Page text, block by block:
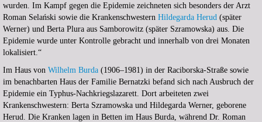
wurden. Im Kampf gegen die Epidemie zeichneten sich besonders der Arzt
Roman Selański sowie die Krankenschwestern Hildegarda Herud (später
Werner) und Berta Plura aus Samborowitz (später Szramowska) aus. Die
Epidemie wurde unter Kontrolle gebracht und innerhalb von drei Monaten
lokalisiert.“
Im Haus von Wilhelm Burda (1906–1981) in der Raciborska-Straße sowie
im benachbarten Haus der Familie Bernatzki befand sich nach Ausbruch der
Epidemie ein Typhus-Nachkriegslazarett. Dort arbeiteten zwei
Krankenschwestern: Berta Szramowska und Hildegarda Werner, geborene
Herud. Die Kranken lagen in Betten im Haus Burda, während Dr. Roman